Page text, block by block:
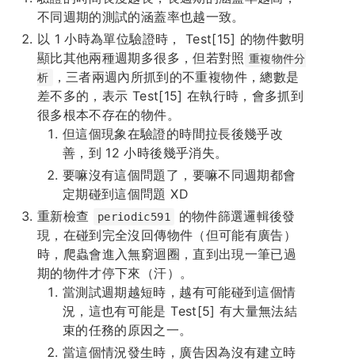
不同週期的測試的涵蓋率也越一致。
以 1 小時為單位驗證時， Test[15] 的物件數明
顯比其他兩種週期多很多，但若對照 重複物件分
析
，三者兩週內所抓到的不重複物件，總數是
差不多的，表示 Test[15] 在執行時，會多抓到
很多根本不存在的物件。
但這個現象在驗證的時間拉長後幾乎改
善，到 12 小時後幾乎消失。
要嘛沒有這個問題了，要嘛不同週期都會
定期碰到這個問題 XD
重新檢查
periodic591
的物件篩選邏輯後發
現，在碰到完全沒回傳物件（但可能有廣告）
時，爬蟲會進入無窮迴圈，直到出現一筆已過
期的物件才停下來（汗）。
當測試週期越短時，越有可能碰到這個情
況，這也有可能是 Test[5] 有大量無法結
束的任務的原因之一。
當這個情況發生時，廣告因為沒有建立時